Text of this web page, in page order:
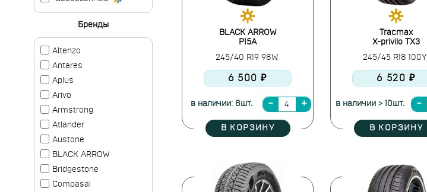
BLACK ARROW
P15A
245/40 R19 98W
6 500 ₽
в наличии: 8шт.
В КОРЗИНУ
Tracmax
X-privilo TX3
245/45 R18 100Y
6 520 ₽
в наличии > 10шт.
В КОРЗИНУ
Бренды
Altenzo
Antares
Aplus
Arivo
Armstrong
Atlander
Austone
BLACK ARROW
Bridgestone
Compasal